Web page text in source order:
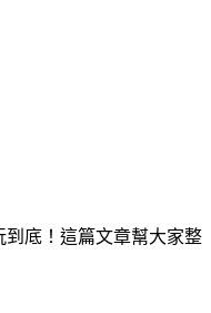
底！這篇文章幫大家整